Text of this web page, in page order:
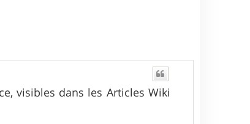
visibles dans les Articles Wiki